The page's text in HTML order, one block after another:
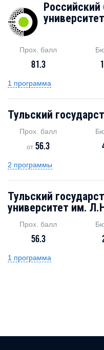
Российский
университет
Прох. балл
81.3
1 программа
Тульский
Прох. балл
от56.3
2 программы
Тульский
университет им.
Прох. балл
56.3
1 программа